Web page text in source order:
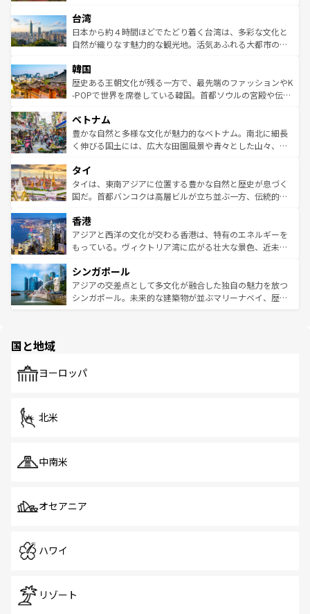
ならではの贅沢な旅のスタイルだ。 なお、新着のアメリカ
情報はコンテンツ一覧を参照してほしい。
れるおもてなしの心で訪れる人々を迎えてくれるハワイの
人々、おいしいローカルフードやハワイアンミュージッ
ク、伝統的なフラダンスなど、すべてがハワイの魅力を彩
ワイを、存分に味わってほしい。 なお、新着のハワイ情報
はコンテンツ一覧を参照してほしい。
リアリーフや大陸中央部にそびえるウルル（エアーズロッ
ク）、タスマニアの美しい原生林やケアンズの熱帯雨林な
ど、見どころがたくさん。また、カフェやワイン、オージ
いる。アクティビティも充実しており、サーフィンやダイ
ビング、ハイキングなど、アウトドア好きにはたまらな
い。オーストラリアの多彩な魅力を存分に味わいつくそ
参照してほしい。
台湾
日本から約４時間ほどでたどり着く台湾は、多彩な文化と
自然が織りなす魅力的な観光地。活気あふれる大都市の台
ン）、静ひつな山岳地帯である台湾東部など、都市の喧騒
と山間の静けさが共存しており、訪れる人に新しい発見と
驚きをもたらしてくれる。また、奥深い台湾の食文化も魅
容にもいいと評判のスイーツなど、バラエティ豊かな料理
が味わえる。 なお、新着の台湾情報は コンテンツ一覧を参
照してほしい。
韓国
歴史ある王朝文化が残る一方で、最先端のファッションやK
-POPで世界を席巻している韓国。首都ソウルの宮殿や伝統
き、地方に足を延ばせば四季折々の自然美を楽しむことが
できる。そして、キムチや焼肉、絶品のストリートフード
まで、さまざまな韓国料理が待っている。夜には、韓国な
リティに包まれながら、韓国の多彩な魅力を心ゆくまで味
わってみてほしい。 なお、新着の韓国情報はコンテンツ一
覧を参照してほしい。
ベトナム
豊かな自然と多様な文化が魅力的なベトナム。南北に細長
く伸びる国土には、広大な田園風景や青々とした山々、世
急速な発展と共に伝統が息づく。ハノイの古い町並みやホ
ーチミン市のフランス統治時代の建物も、独特の雰囲気を
醸し出している。また、バラエティの豊かさとおいしさで
とつ。フォーやバインミー、ベトナムコーヒーなどは、ぜ
ひ現地で味わいたい。どの地域を訪れてもあたたかい人々
が旅行者を迎えてくれるので、きっと忘れられない旅にな
参照してほしい。
タイ
タイは、東南アジアに位置する豊かな自然と歴史が息づく
国だ。首都バンコクは高層ビルが立ち並ぶ一方、伝統的な
の活気が交差している。北部ではチェンマイなどの山岳地
帯で自然と触れ合い、南部ではプーケットやクラビの美し
いビーチでリゾート気分を楽しむことができる。タイ料理
激する。気候は一年中温暖で、どの季節にも異なる楽しみ
が待っている。親しみやすいタイの人々、仏教を中心とし
た文化、そして多様な観光資源が、訪れる旅人を魅了し続
香港
アジアと西洋の文化が交わる香港は、特有のエネルギーを
もっている。ヴィクトリア湾に広がる壮大な景色、近未来
み、どこを訪れても感動するはず。観光スポットが密集し
ており、効率よく見どころを回れるのも魅力。息をのむよ
うな絶景から文化的な体験まで、香港を存分に楽しみ尽く
シンガポール
アジアの交差点として多文化が融合した独自の魅力を放つ
シンガポール。未来的な建築物が並ぶマリーナベイ、歴史
で、ホーカーズは地元の風情を楽しめる外せないスポット
国と地域
ヨーロッパ
北米
中南米
オセアニア
ハワイ
リゾート